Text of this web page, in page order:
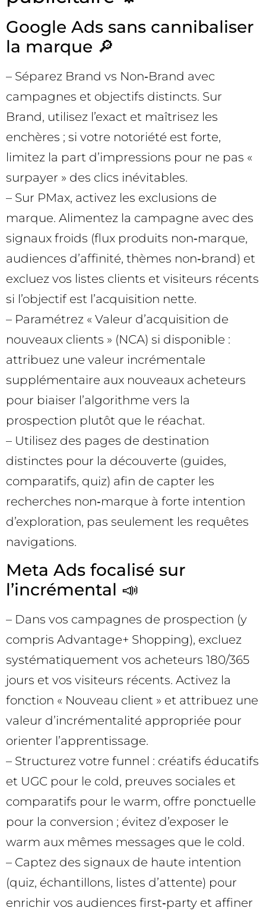
Google Ads sans cannibaliser
la marque 🔎
– Séparez Brand vs Non‑Brand avec
campagnes et objectifs distincts. Sur
Brand, utilisez l’exact et maîtrisez les
enchères ; si votre notoriété est forte,
limitez la part d’impressions pour ne pas «
surpayer » des clics inévitables.
– Sur PMax, activez les exclusions de
marque. Alimentez la campagne avec des
signaux froids (flux produits non‑marque,
audiences d’affinité, thèmes non‑brand) et
excluez vos listes clients et visiteurs récents
si l’objectif est l’acquisition nette.
– Paramétrez « Valeur d’acquisition de
nouveaux clients » (NCA) si disponible :
attribuez une valeur incrémentale
supplémentaire aux nouveaux acheteurs
pour biaiser l’algorithme vers la
prospection plutôt que le réachat.
– Utilisez des pages de destination
distinctes pour la découverte (guides,
comparatifs, quiz) afin de capter les
recherches non‑marque à forte intention
d’exploration, pas seulement les requêtes
navigations.
Meta Ads focalisé sur
l’incrémental 📣
– Dans vos campagnes de prospection (y
compris Advantage+ Shopping), excluez
systématiquement vos acheteurs 180/365
jours et vos visiteurs récents. Activez la
fonction « Nouveau client » et attribuez une
valeur d’incrémentalité appropriée pour
orienter l’apprentissage.
– Structurez votre funnel : créatifs éducatifs
et UGC pour le cold, preuves sociales et
comparatifs pour le warm, offre ponctuelle
pour la conversion ; évitez d’exposer le
warm aux mêmes messages que le cold.
– Captez des signaux de haute intention
(quiz, échantillons, listes d’attente) pour
enrichir vos audiences first‑party et affiner